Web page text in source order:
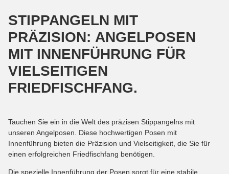
STIPPANGELN MIT
PRÄZISION: ANGELPOSEN
MIT INNENFÜHRUNG FÜR
VIELSEITIGEN
FRIEDFISCHFANG.
Tauchen Sie ein in die Welt des präzisen Stippangelns mit
unseren Angelposen. Diese hochwertigen Posen mit
Innenführung bieten die Präzision und Vielseitigkeit, die Sie für
einen erfolgreichen Friedfischfang benötigen.
Die spezielle Innenführung der Posen sorgt für eine stabile